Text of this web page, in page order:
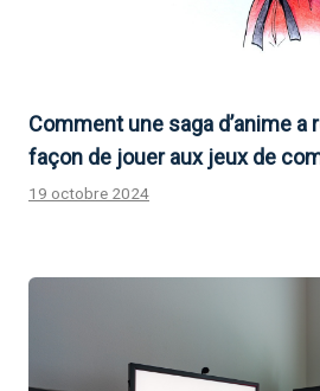
Comment une saga d’anime a
façon de jouer aux jeux de
19 octobre 2024